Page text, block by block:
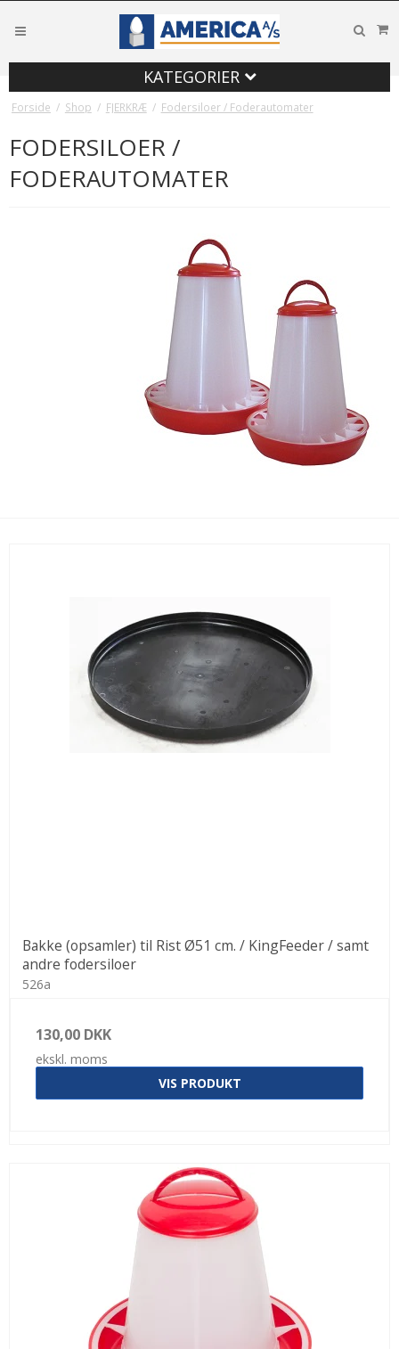
KATEGORIER
Forside / Shop / FJERKRÆ / Fodersiloer / Foderautomater
FODERSILOER /
FODERAUTOMATER
Bakke (opsamler) til Rist Ø51 cm. / KingFeeder / samt
andre fodersiloer
526a
130,00 DKK
ekskl. moms
VIS PRODUKT